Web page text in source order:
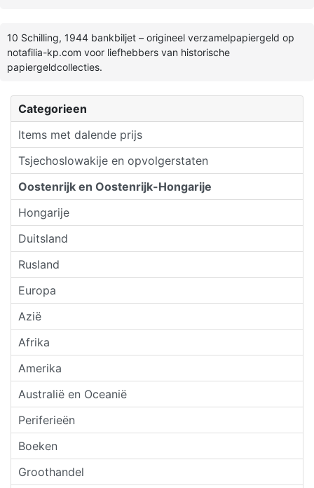
Categorieen
Items met dalende prijs
Tsjechoslowakije en opvolgerstaten
Oostenrijk en Oostenrijk-Hongarije
Hongarije
Duitsland
Rusland
Europa
Azië
Afrika
Amerika
Australië en Oceanië
Periferieën
Boeken
Groothandel
10 Schilling, 1944 bankbiljet – origineel verzamelpapiergeld op
notafilia-kp.com voor liefhebbers van historische
papiergeldcollecties.